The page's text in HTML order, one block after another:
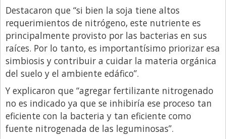
Destacaron que “si bien la soja tiene altos
requerimientos de nitrógeno, este nutriente es
principalmente provisto por las bacterias en sus
raíces. Por lo tanto, es importantísimo priorizar esa
simbiosis y contribuir a cuidar la materia orgánica
del suelo y el ambiente edáfico”.
Y explicaron que “agregar fertilizante nitrogenado
no es indicado ya que se inhibiría ese proceso tan
eficiente con la bacteria y tan eficiente como
fuente nitrogenada de las leguminosas”.